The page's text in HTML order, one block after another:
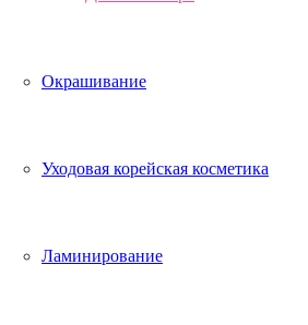
Окрашивание
Уходовая корейская косметика
Ламинирование